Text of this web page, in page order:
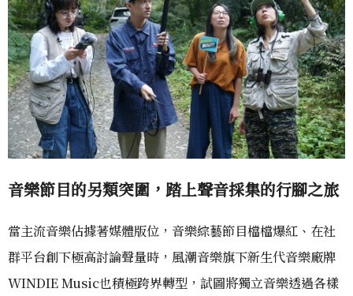
音樂節目的另類突圍，踏上聲音採集的行腳之旅
當主流音樂佔據著媒體版位，音樂綜藝節目檔檔爆紅、在社
群平台創下極高討論聲量時，風潮音樂旗下新生代音樂廠牌
WINDIE Music也積極跨界轉型，試圖將獨立音樂透過各樣